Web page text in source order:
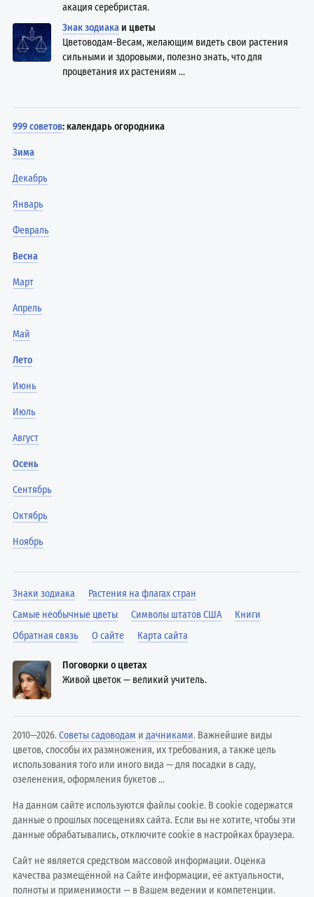
акация серебристая.
Знак зодиака и цветы
Цветоводам-Весам, желающим видеть свои растения
сильными и здоровыми, полезно знать, что для
процветания их растениям ...
999 советов: календарь огородника
Зима
Декабрь
Январь
Февраль
Весна
Март
Апрель
Май
Лето
Июнь
Июль
Август
Осень
Сентябрь
Октябрь
Ноябрь
Знаки зодиака
Растения на флагах стран
Самые необычные цветы
Символы штатов США
Книги
Обратная связь
О сайте Карта сайта
Поговорки о цветах
Живой цветок — великий учитель.
2010—2026.Советы садоводам идачниками. Важнейшие виды
цветов, способы их размножения, их требования, а также цель
использования того или иного вида — для посадки в саду,
озеленения, оформления букетов ...
На данном сайте используются файлы cookie. В cookie содержатся
данные о прошлых посещениях сайта. Если вы не хотите, чтобы эти
данные обрабатывались, отключите cookie в настройках браузера.
Сайт не является средством массовой информации. Оценка
качества размещённой на Сайте информации, её актуальности,
полноты и применимости — в Вашем ведении и компетенции.